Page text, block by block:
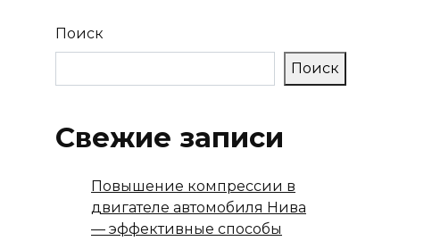
Поиск
Поиск
Свежие записи
Повышение компрессии в
двигателе автомобиля Нива
— эффективные способы